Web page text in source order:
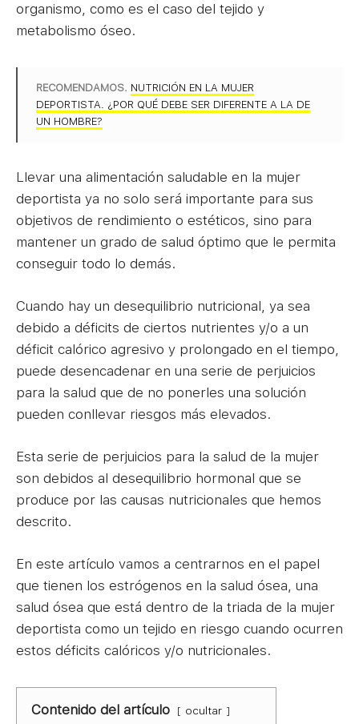
organismo, como es el caso del tejido y
metabolismo óseo.
RECOMENDAMOS. NUTRICIÓN EN LA MUJER
DEPORTISTA. ¿POR QUÉ DEBE SER DIFERENTE A LA DE
UN HOMBRE?
Llevar una alimentación saludable en la mujer
deportista ya no solo será importante para sus
objetivos de rendimiento o estéticos, sino para
mantener un grado de salud óptimo que le permita
conseguir todo lo demás.
Cuando hay un desequilibrio nutricional, ya sea
debido a déficits de ciertos nutrientes y/o a un
déficit calórico agresivo y prolongado en el tiempo,
puede desencadenar en una serie de perjuicios
para la salud que de no ponerles una solución
pueden conllevar riesgos más elevados.
Esta serie de perjuicios para la salud de la mujer
son debidos al desequilibrio hormonal que se
produce por las causas nutricionales que hemos
descrito.
En este artículo vamos a centrarnos en el papel
que tienen los estrógenos en la salud ósea, una
salud ósea que está dentro de la triada de la mujer
deportista como un tejido en riesgo cuando ocurren
estos déficits calóricos y/o nutricionales.
Contenido del artículo ocultar